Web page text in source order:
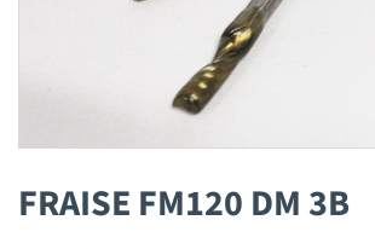
FRAISE FM120 DM 3B